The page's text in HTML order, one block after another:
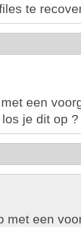
te
een
je dit op ?
met een